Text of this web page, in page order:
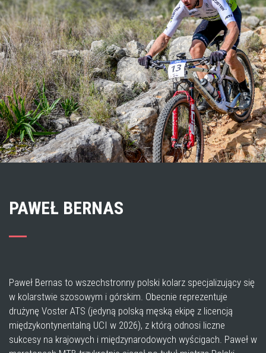
PAWEŁ BERNAS
Paweł Bernas to wszechstronny polski kolarz specjalizujący się
w kolarstwie szosowym i górskim. Obecnie reprezentuje
drużynę Voster ATS (jedyną polską męską ekipę z licencją
międzykontynentalną UCI w 2026), z którą odnosi liczne
sukcesy na krajowych i międzynarodowych wyścigach. Paweł w